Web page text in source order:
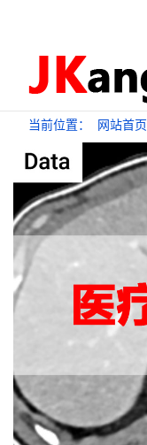
当前位置： 网站首页